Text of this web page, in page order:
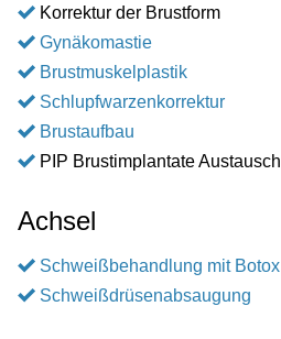
Korrektur der Brustform
Gynäkomastie
Brustmuskelplastik
Schlupfwarzenkorrektur
Brustaufbau
PIP Brustimplantate Austausch
Achsel
Schweißbehandlung mit Botox
Schweißdrüsenabsaugung